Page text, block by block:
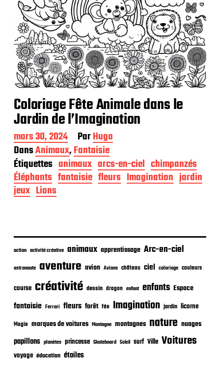
Coloriage Fête Animale dans le
Jardin de l’Imagination
D
a
t
e
d
e
p
i
a
t
i
o
n
mars 30, 2024 ParHugo
DansAnimaux,Fantaisie
Étiquettes animaux arcs-en-ciel chimpanzés
Éléphants fantaisie fleurs Imagination jardin
jeux Lions
action activité créative animaux apprentissage Arc-en-ciel
astronaute aventure avion Avions château ciel coloriage couleurs
course créativité dessin dragon enfant enfants Espace
fantaisie Ferrari fleurs forêt fée Imagination jardin licorne
Magie marques de voitures Montagne montagnes nature nuages
papillons planètes princesse Skateboard Soleil surf Ville Voitures
voyage éducation étoiles